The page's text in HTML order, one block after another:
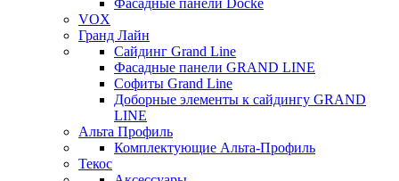
Фасадные панели Docke
VOX
Гранд Лайн
Сайдинг Grand Line
Фасадные панели GRAND LINE
Софиты Grand Line
Доборные элементы к сайдингу GRAND
LINE
Альта Профиль
Комплектующие Альта-Профиль
Текос